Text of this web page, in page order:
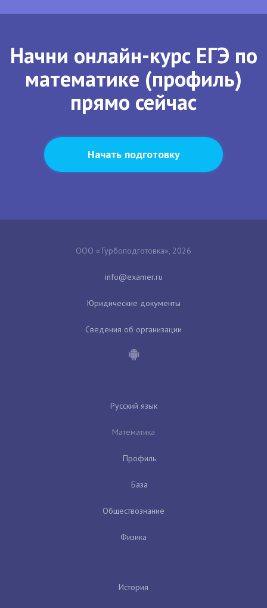
Начни онлайн-курс ЕГЭ по
математике (профиль)
прямо сейчас
Начать подготовку
ООО «Турбоподготовка», 2026
Юридические документы
Сведения об организации
Русский язык
Математика
Профиль
База
Обществознание
Физика
История